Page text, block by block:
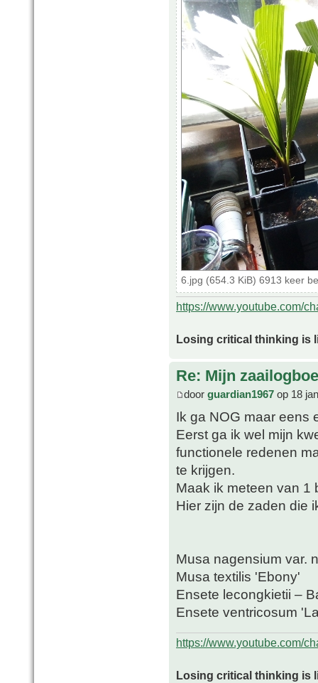
6.jpg (654.3 KiB) 6913 keer
https://www.youtube.com/
Losing critical thinking is
Re: Mijn
door guardian1967 op 18
Ik ga NOG maar eens
Eerst ga ik wel mijn
functionele redenen
te krijgen.
Maak ik meteen van 1
Hier zijn de zaden die
Musa nagensium var.
Musa textilis 'Ebony'
Ensete lecongkietii –
Ensete ventricosum
https://www.youtube.com/
Losing critical thinking is